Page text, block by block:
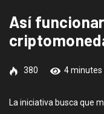
Así
380 4 minutes
La iniciativa busca que